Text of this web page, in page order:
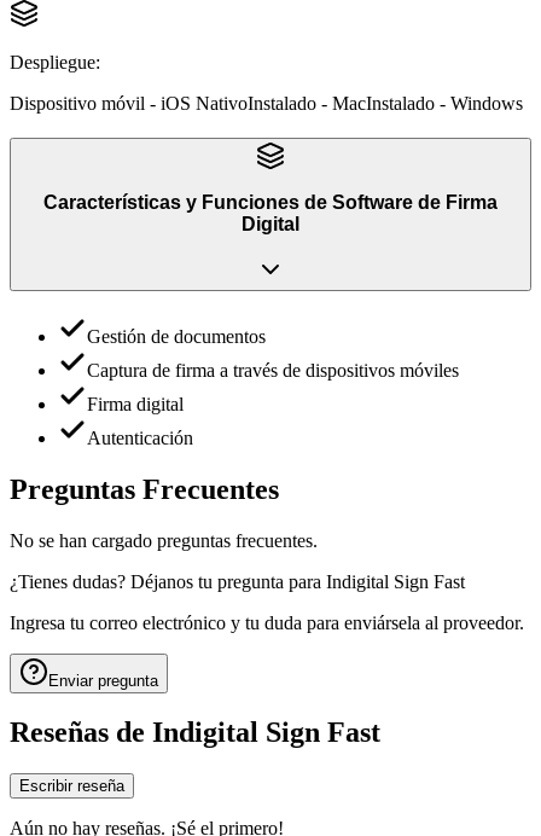
Despliegue:
Dispositivo móvil - iOS NativoInstalado - MacInstalado - Windows
Características y Funciones de Software de Firma
Digital
Gestión de documentos
Captura de firma a través de dispositivos móviles
Firma digital
Autenticación
Preguntas Frecuentes
No se han cargado preguntas frecuentes.
¿Tienes dudas? Déjanos tu pregunta para Indigital Sign Fast
Ingresa tu correo electrónico y tu duda para enviársela al proveedor.
Enviar pregunta
Reseñas de Indigital Sign Fast
Escribir reseña
Aún no hay reseñas. ¡Sé el primero!